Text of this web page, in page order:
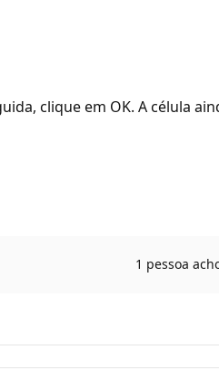
clique em OK. A célula
1 pessoa